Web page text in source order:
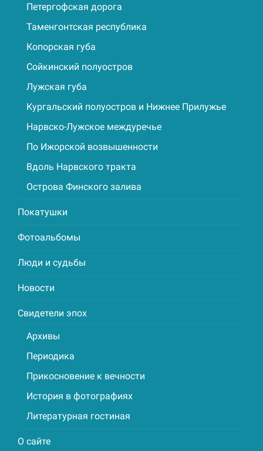
Петергофская дорога
Таменгонтская республика
Копорская губа
Сойкинский полуостров
Лужская губа
Кургальский полуостров и Нижнее Прилужье
Нарвско-Лужское междуречье
По Ижорской возвышенности
Вдоль Нарвского тракта
Острова Финского залива
Покатушки
Фотоальбомы
Люди и судьбы
Новости
Свидетели эпох
Архивы
Периодика
Прикосновение к вечности
История в фотографиях
Литературная гостиная
О сайте